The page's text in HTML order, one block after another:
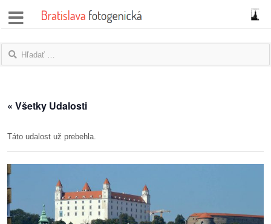
správy
názory
blogy
fotky
protesty
« Všetky Udalosti
Táto udalost už prebehla.